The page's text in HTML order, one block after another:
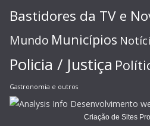
Bastidores da TV e
Mundo Municípios
Policia / Justiça
Gastronomia e outros
Criação de Sites